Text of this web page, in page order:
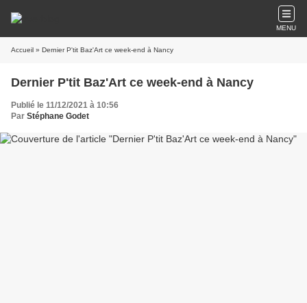
MENU
Accueil » Dernier P'tit Baz'Art ce week-end à Nancy
Dernier P'tit Baz'Art ce week-end à Nancy
Publié le 11/12/2021 à 10:56
Par Stéphane Godet